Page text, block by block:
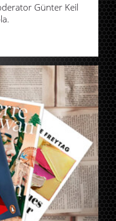
Günter Keil